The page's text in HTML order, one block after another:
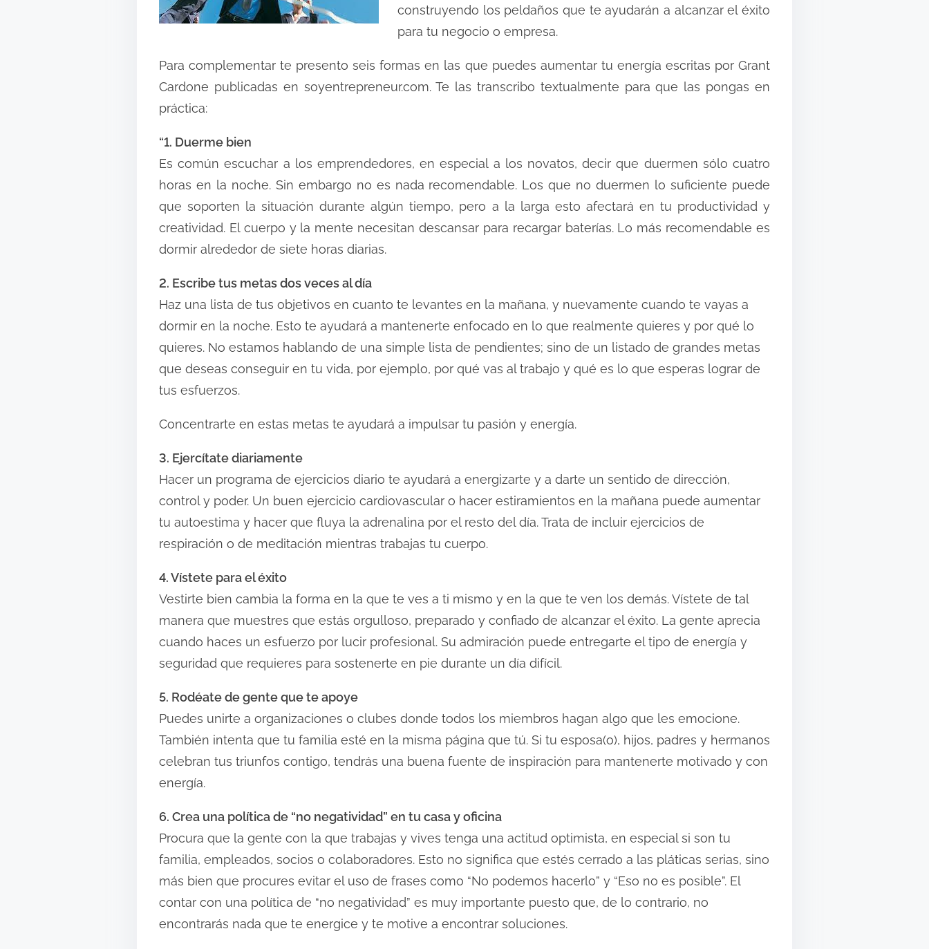
construyendo los peldaños que te ayudarán a alcanzar el éxito
para tu negocio o empresa.
Para complementar te presento seis formas en las que puedes aumentar tu energía escritas por Grant
Cardone publicadas en soyentrepreneur.com. Te las transcribo textualmente para que las pongas en
práctica:
“1. Duerme bien
Es común escuchar a los emprendedores, en especial a los novatos, decir que duermen sólo cuatro
horas en la noche. Sin embargo no es nada recomendable. Los que no duermen lo suficiente puede
que soporten la situación durante algún tiempo, pero a la larga esto afectará en tu productividad y
creatividad. El cuerpo y la mente necesitan descansar para recargar baterías. Lo más recomendable es
dormir alrededor de siete horas diarias.
2. Escribe tus metas dos veces al día
Haz una lista de tus objetivos en cuanto te levantes en la mañana, y nuevamente cuando te vayas a
dormir en la noche. Esto te ayudará a mantenerte enfocado en lo que realmente quieres y por qué lo
quieres. No estamos hablando de una simple lista de pendientes; sino de un listado de grandes metas
que deseas conseguir en tu vida, por ejemplo, por qué vas al trabajo y qué es lo que esperas lograr de
tus esfuerzos.
Concentrarte en estas metas te ayudará a impulsar tu pasión y energía.
3. Ejercítate diariamente
Hacer un programa de ejercicios diario te ayudará a energizarte y a darte un sentido de dirección,
control y poder. Un buen ejercicio cardiovascular o hacer estiramientos en la mañana puede aumentar
tu autoestima y hacer que fluya la adrenalina por el resto del día. Trata de incluir ejercicios de
respiración o de meditación mientras trabajas tu cuerpo.
4. Vístete para el éxito
Vestirte bien cambia la forma en la que te ves a ti mismo y en la que te ven los demás. Vístete de tal
manera que muestres que estás orgulloso, preparado y confiado de alcanzar el éxito. La gente aprecia
cuando haces un esfuerzo por lucir profesional. Su admiración puede entregarte el tipo de energía y
seguridad que requieres para sostenerte en pie durante un día difícil.
5. Rodéate de gente que te apoye
Puedes unirte a organizaciones o clubes donde todos los miembros hagan algo que les emocione.
También intenta que tu familia esté en la misma página que tú. Si tu esposa(o), hijos, padres y hermanos
celebran tus triunfos contigo, tendrás una buena fuente de inspiración para mantenerte motivado y con
energía.
6. Crea una política de “no negatividad” en tu casa y oficina
Procura que la gente con la que trabajas y vives tenga una actitud optimista, en especial si son tu
familia, empleados, socios o colaboradores. Esto no significa que estés cerrado a las pláticas serias, sino
más bien que procures evitar el uso de frases como “No podemos hacerlo” y “Eso no es posible”. El
contar con una política de “no negatividad” es muy importante puesto que, de lo contrario, no
encontrarás nada que te energice y te motive a encontrar soluciones.